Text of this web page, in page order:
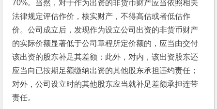
70%。当然，对于作为出资的非货币财产应当依照相关
法律规定评估作价，核实财产，不得高估或者低估作
价。公司成立后，发现作为设立公司出资的非货币财产
的实际价额显著低于公司章程所定价额的，应当由交付
该出资的股东补足其差额；此外，对内，该出资股东还
应当向已按期足额缴纳出资的其他股东承担违约责任；
对外，公司设立时的其他股东应当就补足差额承担连带
责任。